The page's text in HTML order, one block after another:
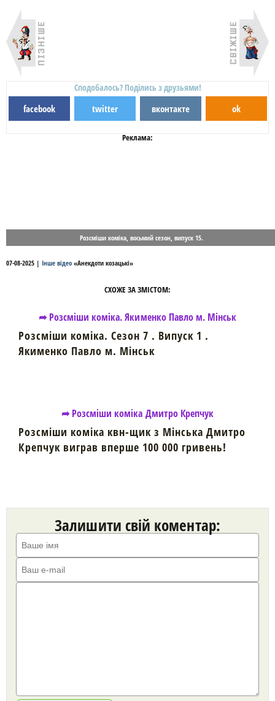
Сподобалось? Поділись з друзьями!
facebook twitter вконтакте ok
Реклама:
Розсміши коміка, восьмий сезон, випуск 15.
07-08-2025 | Інше відео «Анекдоти козацькі»
СХОЖЕ ЗА ЗМІСТОМ:
➦ Розсміши коміка. Якименко Павло м. Мінськ
Розсміши коміка. Сезон 7 . Випуск 1 .
Якименко Павло м. Мінськ
➦ Розсміши коміка Дмитро Крепчук
Розсміши коміка квн-щик з Мінська Дмитро
Крепчук виграв вперше 100 000 гривень!
Залишити свій коментар: